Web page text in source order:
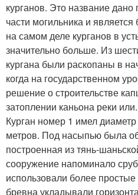
курганов. Это название
части могильника и
на самом деле курганов в
значительно больше. Из
кургана были раскопаны в
когда на государственном
решение о строительстве
затоплении каньона реки или.
Курган номер 1 имел
метров. Под насыпью была
построенная из тянь-
сооружение напоминало
использовали более
бревна укладывали